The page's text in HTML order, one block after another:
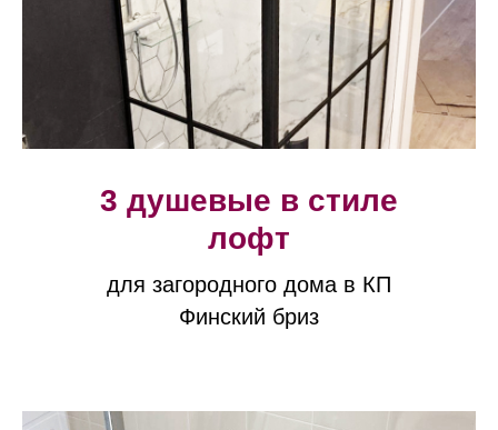
3 душевые в стиле
лофт
для загородного дома в КП
Финский бриз